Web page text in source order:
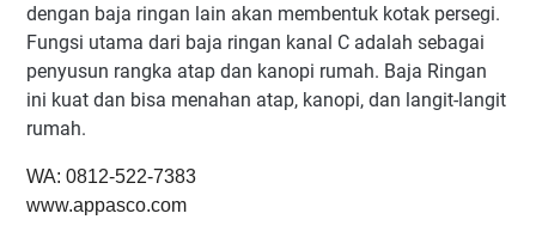
dengan baja ringan lain akan membentuk kotak persegi.
Fungsi utama dari baja ringan kanal C adalah sebagai
penyusun rangka atap dan kanopi rumah. Baja Ringan
ini kuat dan bisa menahan atap, kanopi, dan langit-langit
rumah.
WA: 0812-522-7383
www.appasco.com